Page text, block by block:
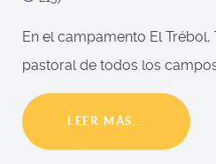
En el campamento El Trébol,
pastoral de todos los
LEER MÁS...